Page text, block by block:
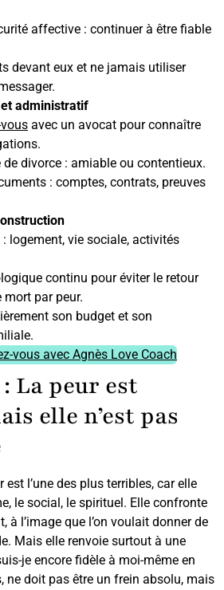
affective : continuer à être fiable
devant eux et ne jamais utiliser
administratif
avec un avocat pour connaître
de divorce : amiable ou contentieux.
: comptes, contrats, preuves
: logement, vie sociale, activités
continu pour éviter le retour
par peur.
son budget et son
vous avec Agnès Love Coach
La peur est
elle n’est pas
l’une des plus terribles, car elle
le social, le spirituel. Elle confronte
à l’image que l’on voulait donner de
Mais elle renvoie surtout à une
je encore fidèle à moi-même en
ne doit pas être un frein absolu, mais